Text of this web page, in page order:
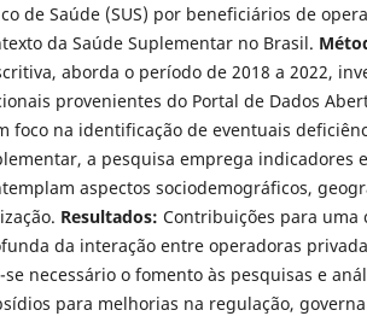
de Saúde (SUS) por beneficiários de
da Saúde Suplementar no Brasil.
aborda o período de 2018 a 2022,
provenientes do Portal de Dados
foco na identificação de eventuais
a pesquisa emprega indicadores
aspectos sociodemográficos,
Resultados: Contribuições para uma
da interação entre operadoras
se necessário o fomento às pesquisas e
para melhorias na regulação,